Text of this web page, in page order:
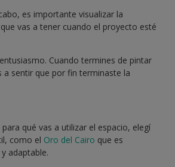
es importante visualizar la
vas a tener cuando el proyecto esté
Cuando termines de pintar
a sentir que por fin terminaste la
qué vas a utilizar el espacio, elegí
como el Oro del Cairo que es
adaptable.